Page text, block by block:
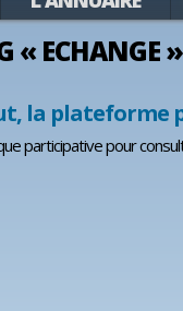
« ECHANGE »
la plateforme
participative pour